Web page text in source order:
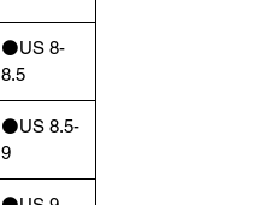
⚫️US 8-
8.5
⚫️US 8.5-
9